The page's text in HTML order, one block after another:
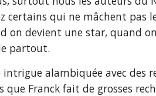
certains qui ne mâchent pas
on devient une star, quand
partout.
alambiquée avec des
Franck fait de grosses